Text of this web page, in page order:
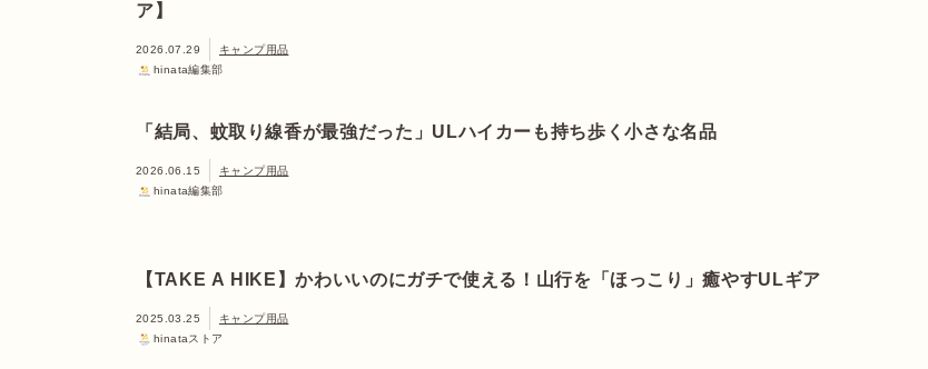
ア】
2026.07.29
キャンプ用品
hinata編集部
「結局、蚊取り線香が最強だった」ULハイカーも持ち歩く小さな名品
2026.06.15
キャンプ用品
hinata編集部
【TAKE A HIKE】かわいいのにガチで使える！山行を「ほっこり」癒やすULギア
2025.03.25
キャンプ用品
hinataストア